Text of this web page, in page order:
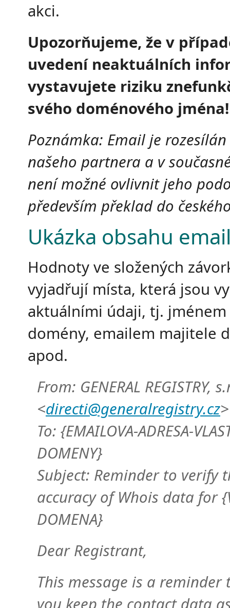
akci.
Upozorňujeme, že v
uvedení neaktuálních
vystavujete riziku
svého doménového jména!
Poznámka: Email je
našeho partnera a v
není možné ovlivnit jeho
především překlad do
Ukázka obsahu
Hodnoty ve složených
vyjadřují místa, která jsou
aktuálními údaji, tj. jménem
domény, emailem majitele
apod.
From: GENERAL REGISTRY,
<directi@generalregistry.cz>
To: {EMAILOVA-ADRESA-
DOMENY}
Subject: Reminder to verify
accuracy of Whois data for
DOMENA}
Dear Registrant,
This message is a reminder
you keep the contact data